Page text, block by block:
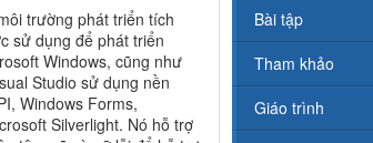
trường phát triển tích
sử dụng để phát triển
Windows, cũng như
Studio sử dụng nền
Windows Forms,
Silverlight. Nó hỗ trợ
Bài tập
Tham khảo
Giáo trình